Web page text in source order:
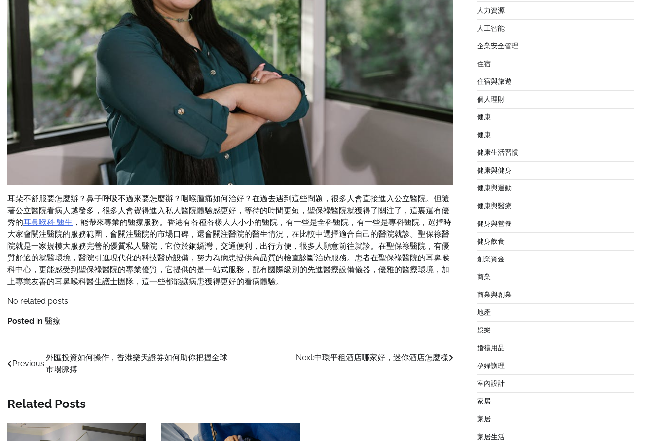
耳朵不舒服要怎麼辦？鼻子呼吸不過來要怎麼辦？咽喉腫痛如何治好？在過去遇到這些問題，很多人會直接進入公立醫院。但隨
著公立醫院看病人越發多，很多人會覺得進入私人醫院體驗感更好，等待的時間更短，聖保祿醫院就獲得了關注了，這裏還有優
秀的耳鼻喉科 醫生 ，能帶來專業的醫療服務。香港有各種各樣大大小小的醫院，有一些是全科醫院，有一些是專科醫院，選擇時
大家會關注醫院的服務範圍，會關注醫院的市場口碑，還會關注醫院的醫生情況，在比較中選擇適合自己的醫院就診。聖保祿醫
院就是一家規模大服務完善的優質私人醫院，它位於銅鑼灣，交通便利，出行方便，很多人願意前往就診。在聖保祿醫院，有優
質舒適的就醫環境，醫院引進現代化的科技醫療設備，努力為病患提供高品質的檢查診斷治療服務。患者在聖保祿醫院的耳鼻喉
科中心，更能感受到聖保祿醫院的專業優質，它提供的是一站式服務，配有國際級別的先進醫療設備儀器，優雅的醫療環境，加
上專業友善的耳鼻喉科醫生護士團隊，這一些都能讓病患獲得更好的看病體驗。
No related posts.
Posted in 醫療
Post
navigation
Previous:
外匯投資如何操作，香港樂天證券如何助你把握全球
市場脈搏
Next:中環平租酒店哪家好，迷你酒店怎麼樣
Related Posts
人力資源
人工智能
企業安全管理
住宿
住宿與旅遊
個人理財
健康
健康
健康生活習慣
健康與健身
健康與運動
健康與醫療
健身與營養
健身飲食
創業資金
商業
商業與創業
地產
娛樂
婚禮用品
孕婦護理
室內設計
家居
家居
家居生活